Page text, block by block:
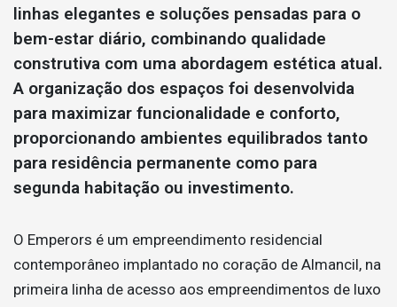
linhas elegantes e soluções pensadas para o
bem-estar diário, combinando qualidade
construtiva com uma abordagem estética atual.
A organização dos espaços foi desenvolvida
para maximizar funcionalidade e conforto,
proporcionando ambientes equilibrados tanto
para residência permanente como para
segunda habitação ou investimento.
O Emperors é um empreendimento residencial
contemporâneo implantado no coração de Almancil, na
primeira linha de acesso aos empreendimentos de luxo